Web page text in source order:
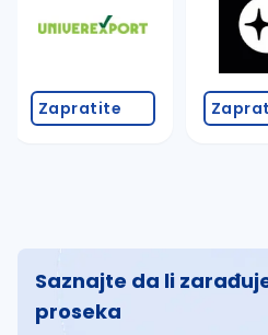
Zapratite
Saznajte da li
proseka